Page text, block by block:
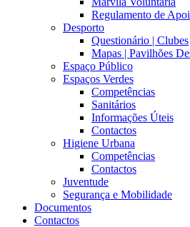
Regulamento de
Desporto
Questionário | Clubes
Mapas | Pavilhões
Espaço Público
Espaços Verdes
Competências
Sanitários
Informações Úteis
Contactos
Higiene Urbana
Competências
Contactos
Juventude
Segurança e Mobilidade
Documentos
Contactos